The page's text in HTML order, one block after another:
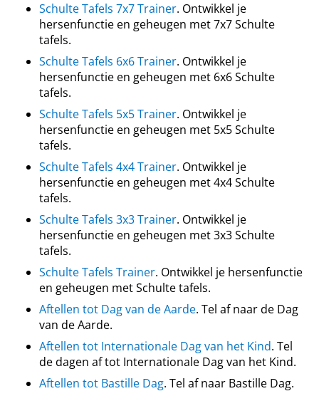
Schulte Tafels 7x7 Trainer. Ontwikkel je
hersenfunctie en geheugen met 7x7 Schulte
tafels.
Schulte Tafels 6x6 Trainer. Ontwikkel je
hersenfunctie en geheugen met 6x6 Schulte
tafels.
Schulte Tafels 5x5 Trainer. Ontwikkel je
hersenfunctie en geheugen met 5x5 Schulte
tafels.
Schulte Tafels 4x4 Trainer. Ontwikkel je
hersenfunctie en geheugen met 4x4 Schulte
tafels.
Schulte Tafels 3x3 Trainer. Ontwikkel je
hersenfunctie en geheugen met 3x3 Schulte
tafels.
Schulte Tafels Trainer. Ontwikkel je hersenfunctie
en geheugen met Schulte tafels.
Aftellen tot Dag van de Aarde. Tel af naar de Dag
van de Aarde.
Aftellen tot Internationale Dag van het Kind. Tel
de dagen af tot Internationale Dag van het Kind.
Aftellen tot Bastille Dag. Tel af naar Bastille Dag.